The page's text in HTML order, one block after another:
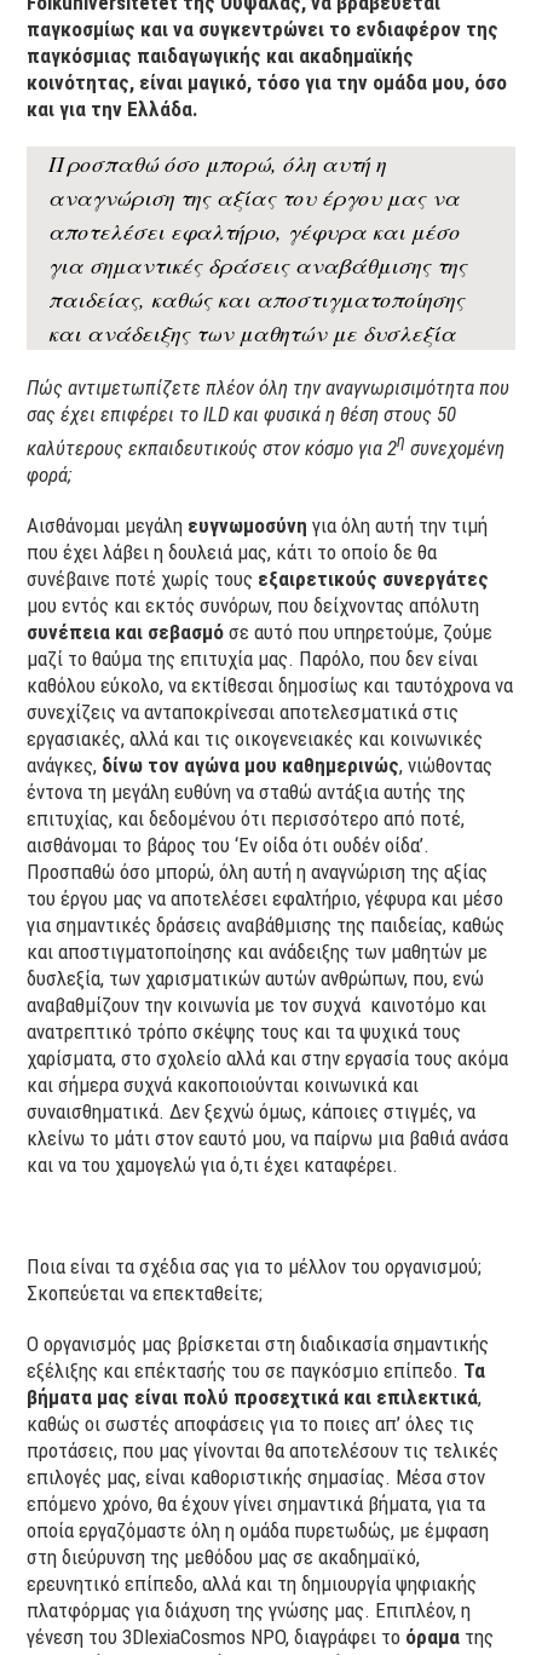
παγκοσμίως και να συγκεντρώνει το ενδιαφέρον της
παγκόσμιας παιδαγωγικής και ακαδημαϊκής
κοινότητας, είναι μαγικό, τόσο για την ομάδα μου, όσο
και για την Ελλάδα.
Προσπαθώ όσο μπορώ, όλη αυτή η
αναγνώριση της αξίας του έργου μας να
αποτελέσει εφαλτήριο, γέφυρα και μέσο
για σημαντικές δράσεις αναβάθμισης της
παιδείας, καθώς και αποστιγματοποίησης
και ανάδειξης των μαθητών με δυσλεξία
Πώς αντιμετωπίζετε πλέον όλη την αναγνωρισιμότητα που
σας έχει επιφέρει το ILD και φυσικά η θέση στους 50
καλύτερους εκπαιδευτικούς στον κόσμο για 2η συνεχομένη
φορά;
Αισθάνομαι μεγάλη ευγνωμοσύνη για όλη αυτή την τιμή
που έχει λάβει η δουλειά μας, κάτι το οποίο δε θα
συνέβαινε ποτέ χωρίς τους εξαιρετικούς συνεργάτες
μου εντός και εκτός συνόρων, που δείχνοντας απόλυτη
συνέπεια και σεβασμό σε αυτό που υπηρετούμε, ζούμε
μαζί το θαύμα της επιτυχία μας. Παρόλο, που δεν είναι
καθόλου εύκολο, να εκτίθεσαι δημοσίως και ταυτόχρονα να
συνεχίζεις να ανταποκρίνεσαι αποτελεσματικά στις
εργασιακές, αλλά και τις οικογενειακές και κοινωνικές
ανάγκες, δίνω τον αγώνα μου καθημερινώς, νιώθοντας
έντονα τη μεγάλη ευθύνη να σταθώ αντάξια αυτής της
επιτυχίας, και δεδομένου ότι περισσότερο από ποτέ,
αισθάνομαι το βάρος του ‘Εν οίδα ότι ουδέν οίδα’.
Προσπαθώ όσο μπορώ, όλη αυτή η αναγνώριση της αξίας
του έργου μας να αποτελέσει εφαλτήριο, γέφυρα και μέσο
για σημαντικές δράσεις αναβάθμισης της παιδείας, καθώς
και αποστιγματοποίησης και ανάδειξης των μαθητών με
δυσλεξία, των χαρισματικών αυτών ανθρώπων, που, ενώ
αναβαθμίζουν την κοινωνία με τον συχνά καινοτόμο και
ανατρεπτικό τρόπο σκέψης τους και τα ψυχικά τους
χαρίσματα, στο σχολείο αλλά και στην εργασία τους ακόμα
και σήμερα συχνά κακοποιούνται κοινωνικά και
συναισθηματικά. Δεν ξεχνώ όμως, κάποιες στιγμές, να
κλείνω το μάτι στον εαυτό μου, να παίρνω μια βαθιά ανάσα
και να του χαμογελώ για ό,τι έχει καταφέρει.
Ποια είναι τα σχέδια σας για το μέλλον του οργανισμού;
Σκοπεύεται να επεκταθείτε;
Ο οργανισμός μας βρίσκεται στη διαδικασία σημαντικής
εξέλιξης και επέκτασής του σε παγκόσμιο επίπεδο. Τα
βήματα μας είναι πολύ προσεχτικά και επιλεκτικά,
καθώς οι σωστές αποφάσεις για το ποιες απ’ όλες τις
προτάσεις, που μας γίνονται θα αποτελέσουν τις τελικές
επιλογές μας, είναι καθοριστικής σημασίας. Μέσα στον
επόμενο χρόνο, θα έχουν γίνει σημαντικά βήματα, για τα
οποία εργαζόμαστε όλη η ομάδα πυρετωδώς, με έμφαση
στη διεύρυνση της μεθόδου μας σε ακαδημαϊκό,
ερευνητικό επίπεδο, αλλά και τη δημιουργία ψηφιακής
πλατφόρμας για διάχυση της γνώσης μας. Επιπλέον, η
γένεση του 3DlexiaCosmos NPO, διαγράφει το όραμα της